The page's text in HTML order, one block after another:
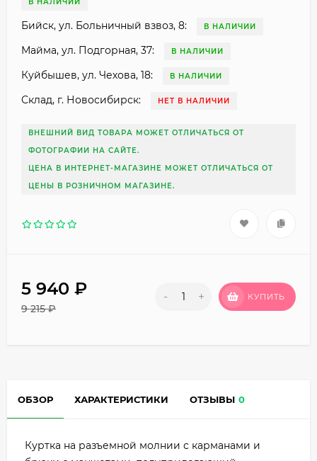
Бийск, ул. Больничный взвоз, 8: В НАЛИЧИИ
Майма, ул. Подгорная, 37: В НАЛИЧИИ
Куйбышев, ул. Чехова, 18: В НАЛИЧИИ
Склад, г. Новосибирск: НЕТ В НАЛИЧИИ
ВНЕШНИЙ ВИД ТОВАРА МОЖЕТ ОТЛИЧАТЬСЯ ОТ
ФОТОГРАФИИ НА САЙТЕ.
ЦЕНА В ИНТЕРНЕТ-МАГАЗИНЕ МОЖЕТ ОТЛИЧАТЬСЯ ОТ
ЦЕНЫ В РОЗНИЧНОМ МАГАЗИНЕ.
5 940 ₽
9 215₽
- + КУПИТЬ
ОБЗОР ХАРАКТЕРИСТИКИ ОТЗЫВЫ 0
Куртка на разъемной молнии с карманами и